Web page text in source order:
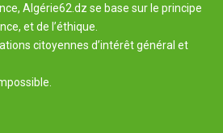
Algérie62.dz se base sur le principe
et de l’éthique.
citoyennes d’intérêt général et